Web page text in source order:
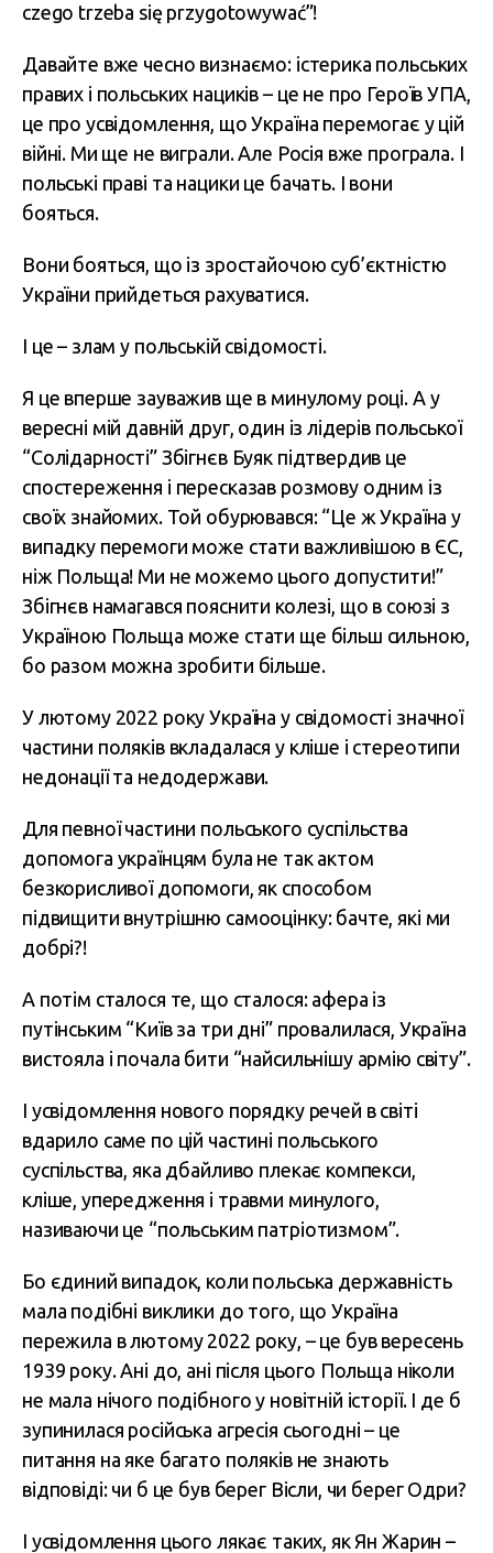
czego trzeba się przygotowywać”!
Давайте вже чесно визнаємо: істерика польських
правих і польських нациків – це не про Героїв УПА,
це про усвідомлення, що Україна перемогає у цій
війні. Ми ще не виграли. Але Росія вже програла. І
польські праві та нацики це бачать. І вони
бояться.
Вони бояться, що із зростайочою суб’єктністю
України прийдеться рахуватися.
І це – злам у польській свідомості.
Я це вперше зауважив ще в минулому році. А у
вересні мій давній друг, один із лідерів польської
“Солідарності” Збігнєв Буяк підтвердив це
спостереження і пересказав розмову одним із
своїх знайомих. Той обурювався: “Це ж Україна у
випадку перемоги може стати важливішою в ЄС,
ніж Польща! Ми не можемо цього допустити!”
Збігнєв намагався пояснити колезі, що в союзі з
Україною Польща може стати ще більш сильною,
бо разом можна зробити більше.
У лютому 2022 року Україна у свідомості значної
частини поляків вкладалася у кліше і стереотипи
недонації та недодержави.
Для певної частини польського суспільства
допомога українцям була не так актом
безкорисливої допомоги, як способом
підвищити внутрішню самооцінку: бачте, які ми
добрі?!
А потім сталося те, що сталося: афера із
путінським “Київ за три дні” провалилася, Україна
вистояла і почала бити “найсильнішу армію світу”.
І усвідомлення нового порядку речей в світі
вдарило саме по цій частині польського
суспільства, яка дбайливо плекає компекси,
кліше, упередження і травми минулого,
називаючи це “польським патріотизмом”.
Бо єдиний випадок, коли польська державність
мала подібні виклики до того, що Україна
пережила в лютому 2022 року, – це був вересень
1939 року. Ані до, ані після цього Польща ніколи
не мала нічого подібного у новітній історії. І де б
зупинилася російська агресія сьогодні – це
питання на яке багато поляків не знають
відповіді: чи б це був берег Вісли, чи берег Одри?
І усвідомлення цього лякає таких, як Ян Жарин –